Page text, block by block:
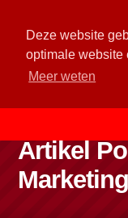
Deze website
optimale website
Meer weten
Artikel